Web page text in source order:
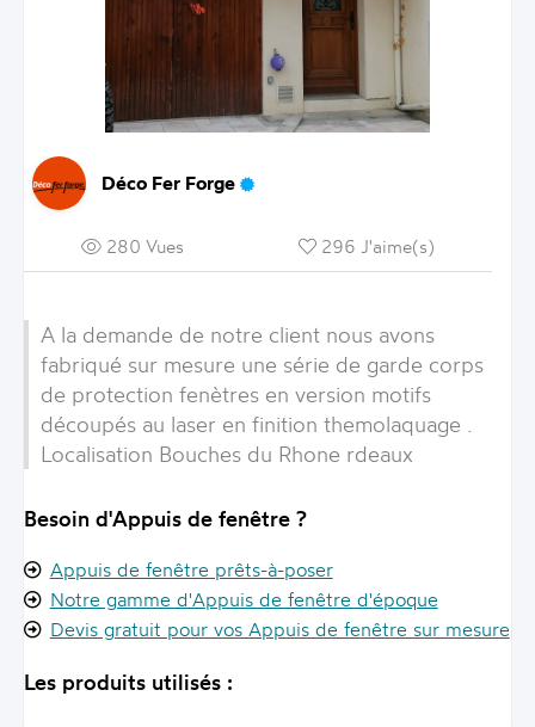
Déco Fer Forge
280 Vues 296 J'aime(s)
A la demande de notre client nous avons
fabriqué sur mesure une série de garde corps
de protection fenètres en version motifs
découpés au laser en finition themolaquage .
Localisation Bouches du Rhone rdeaux
Besoin d'Appuis de fenêtre ?
Appuis de fenêtre prêts-à-poser
Notre gamme d'Appuis de fenêtre d'époque
Devis gratuit pour vos Appuis de fenêtre sur mesure
Les produits utilisés :